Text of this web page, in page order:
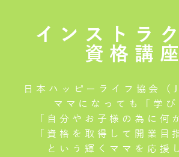
インストラ
資格講座
日本ハッピーライフ協会（
ママになっても「学び
「自分やお子様の為に何
「資格を取得して開業目
という輝くママを応援